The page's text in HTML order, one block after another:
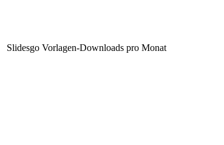
Slidesgo Vorlagen-Downloads pro Monat